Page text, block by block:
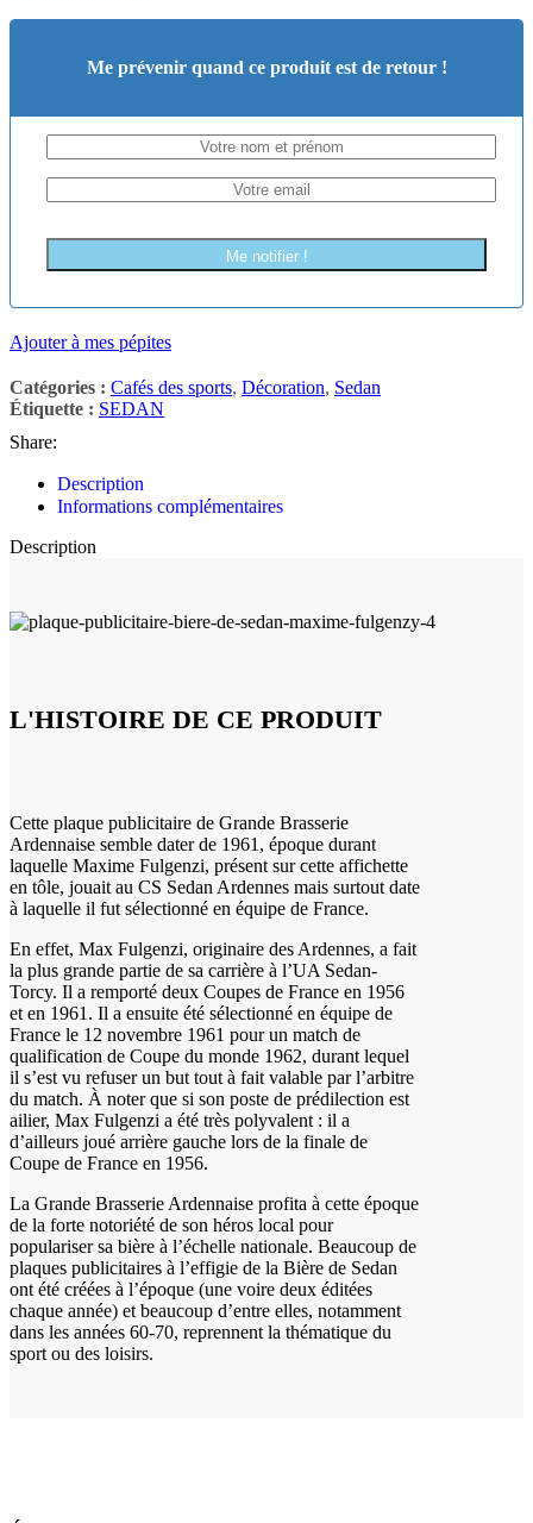
Me prévenir quand ce produit est de retour !
Me notifier !
Ajouter à mes pépites
Catégories : Cafés des sports, Décoration, Sedan
Étiquette : SEDAN
Share:
Description
Informations complémentaires
Description
L'HISTOIRE DE CE PRODUIT
Cette plaque publicitaire de Grande Brasserie
Ardennaise semble dater de 1961, époque durant
laquelle Maxime Fulgenzi, présent sur cette affichette
en tôle, jouait au CS Sedan Ardennes mais surtout date
à laquelle il fut sélectionné en équipe de France.
En effet, Max Fulgenzi, originaire des Ardennes, a fait
la plus grande partie de sa carrière à l’UA Sedan-
Torcy. Il a remporté deux Coupes de France en 1956
et en 1961. Il a ensuite été sélectionné en équipe de
France le 12 novembre 1961 pour un match de
qualification de Coupe du monde 1962, durant lequel
il s’est vu refuser un but tout à fait valable par l’arbitre
du match. À noter que si son poste de prédilection est
ailier, Max Fulgenzi a été très polyvalent : il a
d’ailleurs joué arrière gauche lors de la finale de
Coupe de France en 1956.
La Grande Brasserie Ardennaise profita à cette époque
de la forte notoriété de son héros local pour
populariser sa bière à l’échelle nationale. Beaucoup de
plaques publicitaires à l’effigie de la Bière de Sedan
ont été créées à l’époque (une voire deux éditées
chaque année) et beaucoup d’entre elles, notamment
dans les années 60-70, reprennent la thématique du
sport ou des loisirs.